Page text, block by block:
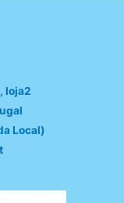
loja2
Local)